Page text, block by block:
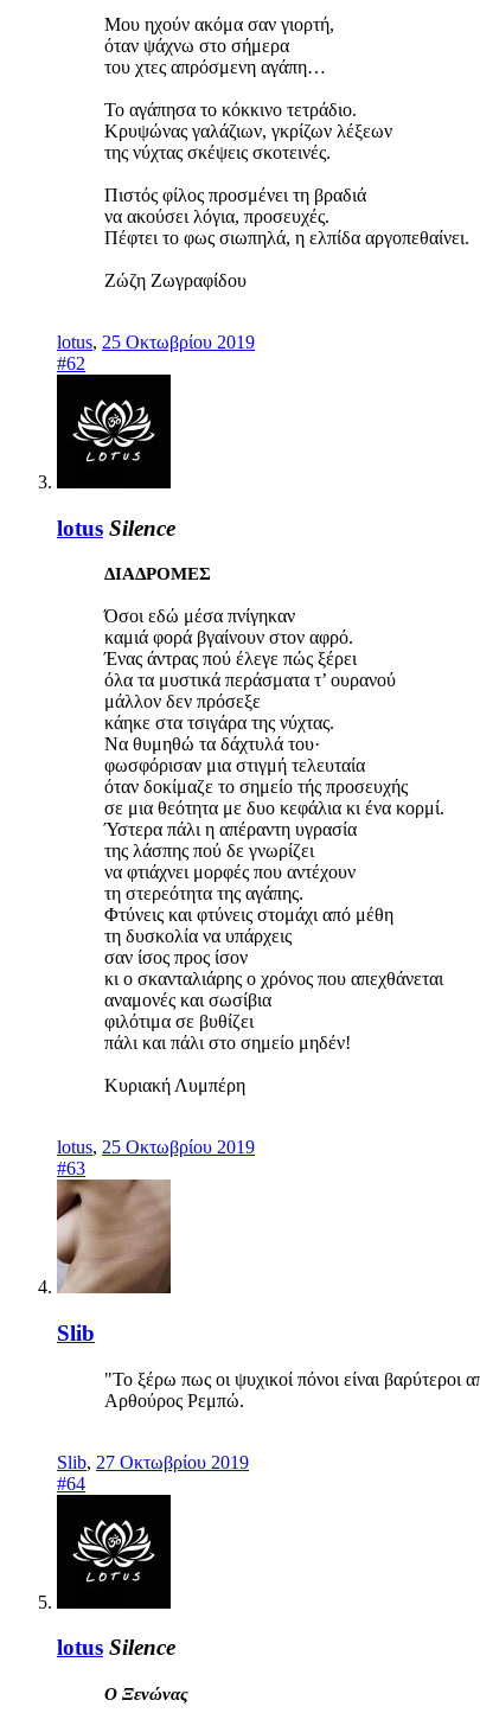
Moυ ηχούν ακόμα σαν γιορτή,
όταν ψάχνω στο σήμερα
του χτες απρόσμενη αγάπη…
Το αγάπησα το κόκκινο τετράδιο.
Κρυψώνας γαλάζιων, γκρίζων λέξεων
της νύχτας σκέψεις σκοτεινές.
Πιστός φίλος προσμένει τη βραδιά
να ακούσει λόγια, προσευχές.
Πέφτει το φως σιωπηλά, η ελπίδα αργοπεθαίνει.
Ζώζη Ζωγραφίδου
lotus, 25 Οκτωβρίου 2019
#62
lotus Silence
ΔΙΑΔΡΟΜΕΣ
Όσοι εδώ μέσα πνίγηκαν
καμιά φορά βγαίνουν στον αφρό.
Ένας άντρας πού έλεγε πώς ξέρει
όλα τα μυστικά περάσματα τ’ ουρανού
μάλλον δεν πρόσεξε
κάηκε στα τσιγάρα της νύχτας.
Να θυμηθώ τα δάχτυλά του·
φωσφόρισαν μια στιγμή τελευταία
όταν δοκίμαζε το σημείο τής προσευχής
σε μια θεότητα με δυο κεφάλια κι ένα κορμί.
Ύστερα πάλι η απέραντη υγρασία
της λάσπης πού δε γνωρίζει
να φτιάχνει μορφές που αντέχουν
τη στερεότητα της αγάπης.
Φτύνεις και φτύνεις στομάχι από μέθη
τη δυσκολία να υπάρχεις
σαν ίσος προς ίσον
κι ο σκανταλιάρης ο χρόνος που απεχθάνεται
αναμονές και σωσίβια
φιλότιμα σε βυθίζει
πάλι και πάλι στο σημείο μηδέν!
Κυριακή Λυμπέρη
lotus, 25 Οκτωβρίου 2019
#63
Slib
"Το ξέρω πως οι ψυχικοί πόνοι είναι
Αρθούρος Ρεμπώ.
Slib, 27 Οκτωβρίου 2019
#64
lotus Silence
Ο Ξενώνας